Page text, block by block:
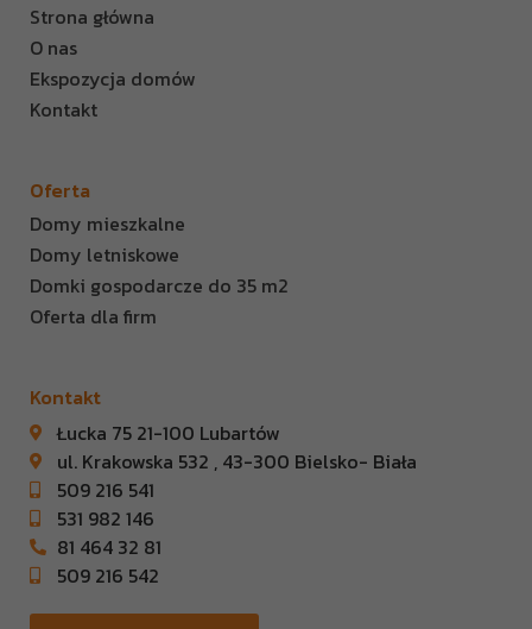
Strona główna
O nas
Ekspozycja domów
Kontakt
Oferta
Domy mieszkalne
Domy letniskowe
Domki gospodarcze do 35 m2
Oferta dla firm
Kontakt
Łucka 75 21-100 Lubartów
ul. Krakowska 532 , 43-300 Bielsko- Biała
509 216 541
531 982 146
81 464 32 81
509 216 542